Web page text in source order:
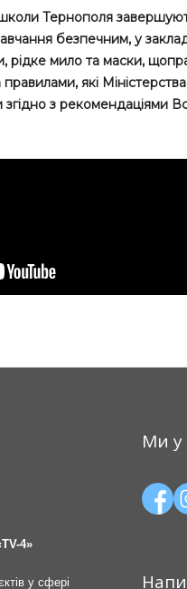
Тернополя
безпечним, у
рідке мило та маски,
які
з рекомендаціями
4»
у сфері
Ми у